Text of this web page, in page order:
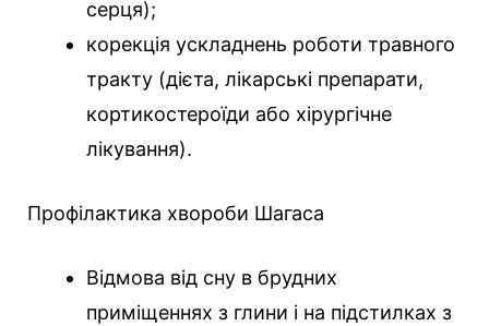
серця);
корекція ускладнень роботи травного
тракту (дієта, лікарські препарати,
кортикостероїди або хірургічне
лікування).
Профілактика хвороби Шагаса
Відмова від сну в брудних
приміщеннях з глини і на підстилках з